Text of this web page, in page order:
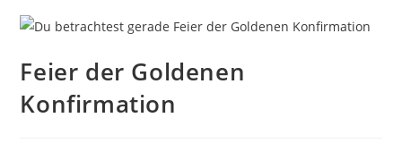
Feier der Goldenen
Konfirmation